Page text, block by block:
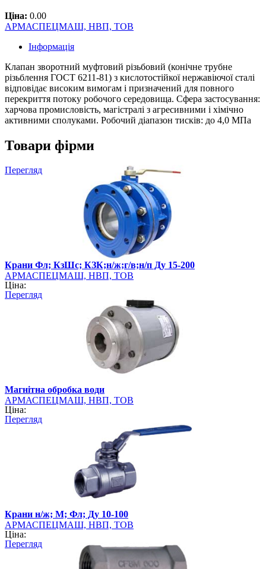
Ціна: 0.00
АРМАСПЕЦМАШ, НВП, ТОВ
Інформація
Клапан зворотний муфтовий різьбовий (конічне трубне
різьблення ГОСТ 6211-81) з кислотостійкої нержавіючої сталі
відповідає високим вимогам і призначений для повного
перекриття потоку робочого середовища. Сфера застосування:
харчова промисловість, магістралі з агресивними і хімічно
активними сполуками. Робочий діапазон тисків: до 4,0 МПа
Товари фірми
Перегляд
Крани Фл; КзШс; КЗК;н/ж;г/в;н/п Ду 15-200
АРМАСПЕЦМАШ, НВП, ТОВ
Ціна:
Перегляд
Магнітна обробка води
АРМАСПЕЦМАШ, НВП, ТОВ
Ціна:
Перегляд
Крани н/ж; М; Фл; Ду 10-100
АРМАСПЕЦМАШ, НВП, ТОВ
Ціна:
Перегляд